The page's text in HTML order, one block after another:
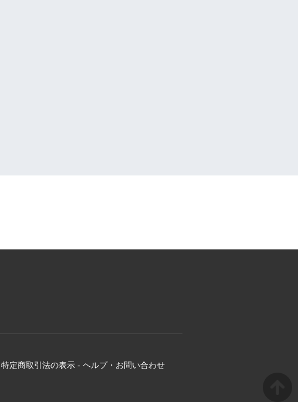
特定商取引法の表示 - ヘルプ・お問い合わせ